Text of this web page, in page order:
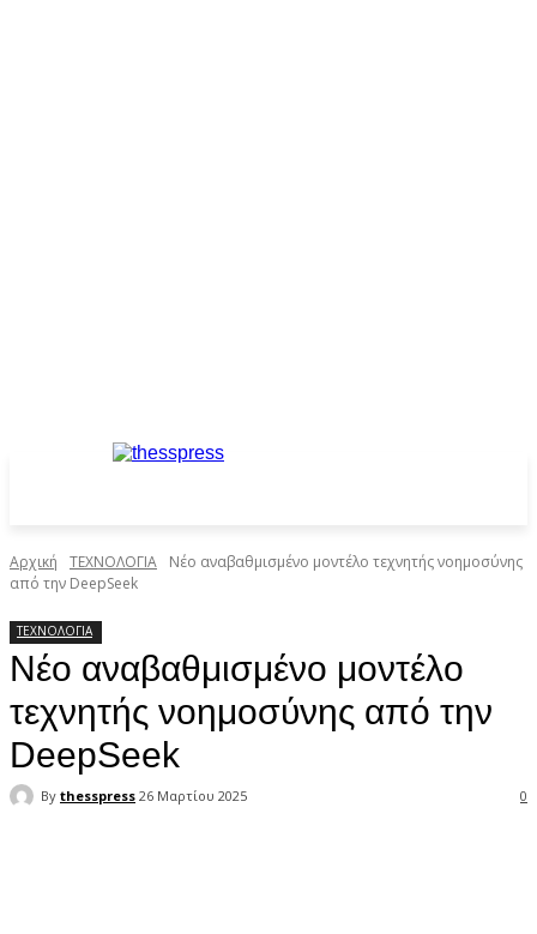
Αρχική ΤΕΧΝΟΛΟΓΙΑ
Νέο αναβαθμισμένο μοντέλο τεχνητής νοημοσύνης
από την DeepSeek
ΤΕΧΝΟΛΟΓΙΑ
Νέο αναβαθμισμένο μοντέλο
τεχνητής νοημοσύνης από την
DeepSeek
By thesspress 26 Μαρτίου 2025 0